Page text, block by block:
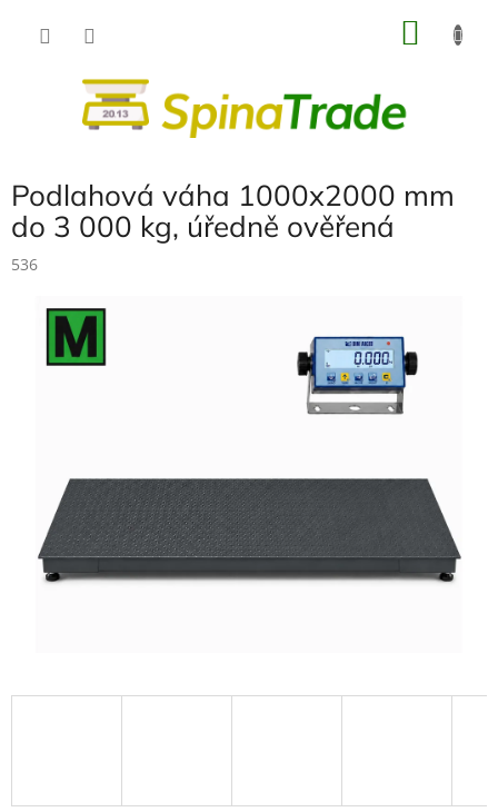
Podlahová váha 1000x2000 mm
do 3 000 kg, úředně ověřená
536